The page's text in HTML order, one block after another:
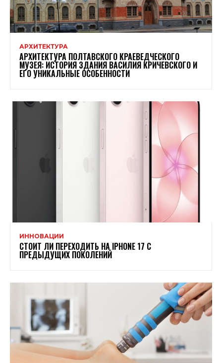
АРХИТЕКТУРА
АРХИТЕКТУРА ПОЛТАВСКОГО КРАЕВЕДЧЕСКОГО
МУЗЕЯ: ИСТОРИЯ ЗДАНИЯ ВАСИЛИЯ КРИЧЕВСКОГО И
ЕГО УНИКАЛЬНЫЕ ОСОБЕННОСТИ
ИННОВАЦИИ
СТОИТ ЛИ ПЕРЕХОДИТЬ НА IPHONE 17 С
ПРЕДЫДУЩИХ ПОКОЛЕНИЙ